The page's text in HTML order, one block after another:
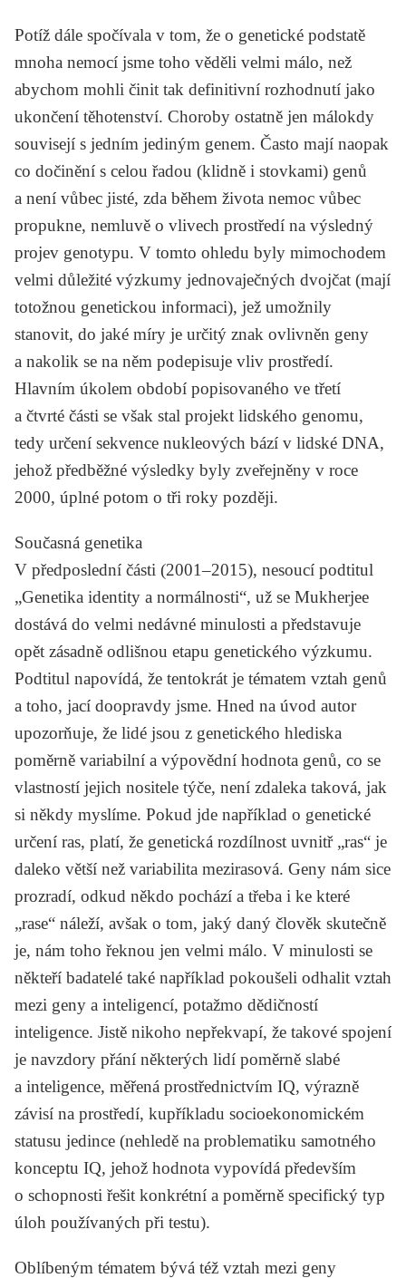
Potíž dále spočívala v tom, že o genetické podstatě
mnoha nemocí jsme toho věděli velmi málo, než
abychom mohli činit tak definitivní rozhodnutí jako
ukončení těhotenství. Choroby ostatně jen málokdy
souvisejí s jedním jediným genem. Často mají naopak
co dočinění s celou řadou (klidně i stovkami) genů
a není vůbec jisté, zda během života nemoc vůbec
propukne, nemluvě o vlivech prostředí na výsledný
projev genotypu. V tomto ohledu byly mimochodem
velmi důležité výzkumy jednovaječných dvojčat (mají
totožnou genetickou informaci), jež umožnily
stanovit, do jaké míry je určitý znak ovlivněn geny
a nakolik se na něm podepisuje vliv prostředí.
Hlavním úkolem období popisovaného ve třetí
a čtvrté části se však stal projekt lidského genomu,
tedy určení sekvence nukleových bází v lidské DNA,
jehož předběžné výsledky byly zveřejněny v roce
2000, úplné potom o tři roky později.
Současná genetika
V předposlední části (2001–2015), nesoucí podtitul
„Genetika identity a normálnosti“, už se Mukherjee
dostává do velmi nedávné minulosti a představuje
opět zásadně odlišnou etapu genetického výzkumu.
Podtitul napovídá, že tentokrát je tématem vztah genů
a toho, jací doopravdy jsme. Hned na úvod autor
upozorňuje, že lidé jsou z genetického hlediska
poměrně variabilní a výpovědní hodnota genů, co se
vlastností jejich nositele týče, není zdaleka taková, jak
si někdy myslíme. Pokud jde například o genetické
určení ras, platí, že genetická rozdílnost uvnitř „ras“ je
daleko větší než variabilita mezirasová. Geny nám sice
prozradí, odkud někdo pochází a třeba i ke které
„rase“ náleží, avšak o tom, jaký daný člověk skutečně
je, nám toho řeknou jen velmi málo. V minulosti se
někteří badatelé také například pokoušeli odhalit vztah
mezi geny a inteligencí, potažmo dědičností
inteligence. Jistě nikoho nepřekvapí, že takové spojení
je navzdory přání některých lidí poměrně slabé
a inteligence, měřená prostřednictvím IQ, výrazně
závisí na prostředí, kupříkladu socioekonomickém
statusu jedince (nehledě na problematiku samotného
konceptu IQ, jehož hodnota vypovídá především
o schopnosti řešit konkrétní a poměrně specifický typ
úloh používaných při testu).
Oblíbeným tématem bývá též vztah mezi geny